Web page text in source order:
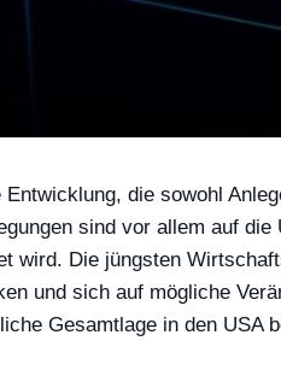
die sowohl
sind vor allem auf
wird. Die jüngsten
und sich auf mögliche
Gesamtlage in den USA